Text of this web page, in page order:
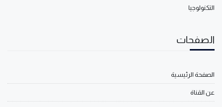
التكنولوجيا
الصفحات
الصفحة الرئيسية
عن القناة